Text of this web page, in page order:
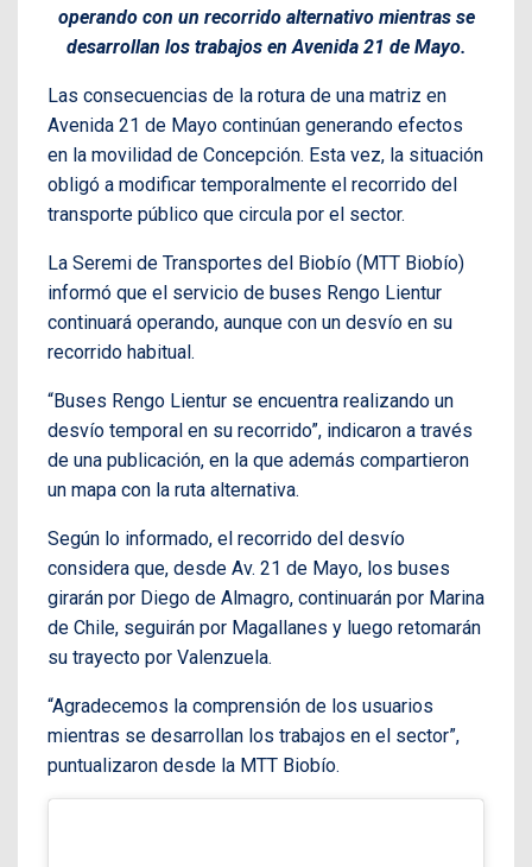
operando con un recorrido alternativo mientras se
desarrollan los trabajos en Avenida 21 de Mayo.
Las consecuencias de la rotura de una matriz en
Avenida 21 de Mayo continúan generando efectos
en la movilidad de Concepción. Esta vez, la situación
obligó a modificar temporalmente el recorrido del
transporte público que circula por el sector.
La Seremi de Transportes del Biobío (MTT Biobío)
informó que el servicio de buses Rengo Lientur
continuará operando, aunque con un desvío en su
recorrido habitual.
“Buses Rengo Lientur se encuentra realizando un
desvío temporal en su recorrido”, indicaron a través
de una publicación, en la que además compartieron
un mapa con la ruta alternativa.
Según lo informado, el recorrido del desvío
considera que, desde Av. 21 de Mayo, los buses
girarán por Diego de Almagro, continuarán por Marina
de Chile, seguirán por Magallanes y luego retomarán
su trayecto por Valenzuela.
“Agradecemos la comprensión de los usuarios
mientras se desarrollan los trabajos en el sector”,
puntualizaron desde la MTT Biobío.